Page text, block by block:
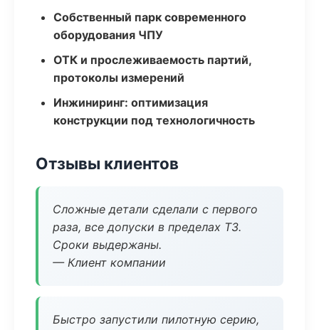
Собственный парк современного
оборудования ЧПУ
ОТК и прослеживаемость партий,
протоколы измерений
Инжиниринг: оптимизация
конструкции под технологичность
Отзывы клиентов
Сложные детали сделали с первого
раза, все допуски в пределах ТЗ.
Сроки выдержаны.
— Клиент компании
Быстро запустили пилотную серию,